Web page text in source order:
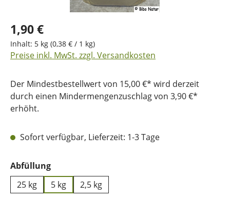
1,90 €
Inhalt: 5 kg (0,38 € / 1 kg)
Preise inkl. MwSt. zzgl. Versandkosten
Der Mindestbestellwert von 15,00 €* wird derzeit
durch einen Mindermengenzuschlag von 3,90 €*
erhöht.
Sofort verfügbar, Lieferzeit: 1-3 Tage
Abfüllungauswählen
25 kg
5 kg 2,5 kg